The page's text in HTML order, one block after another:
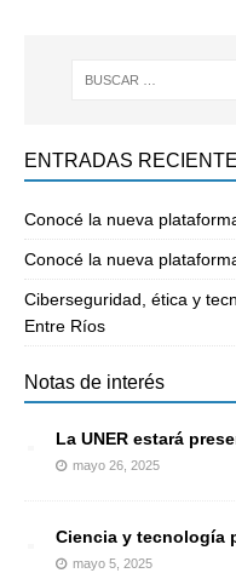
ENTRADAS
Conocé la nueva
Conocé la nueva
Ciberseguridad, ética y
Entre Ríos
Notas de interés
La UNER estará
mayo 26, 2025
Ciencia y tecnología
mayo 5, 2025